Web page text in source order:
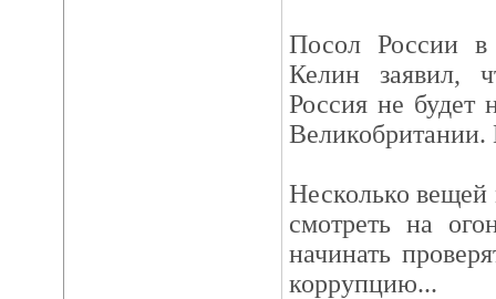
Посол России в
Келин заявил,
Россия не будет
Великобритании.
Несколько вещей
смотреть на
начинать
коррупцию...